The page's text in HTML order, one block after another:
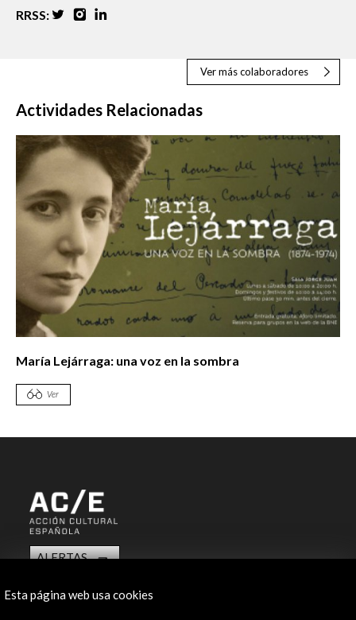
RRSS:
Ver más colaboradores
Actividades Relacionadas
María Lejárraga: una voz en la sombra
Ver
ALERTAS
Contacta
Esta página web usa cookies